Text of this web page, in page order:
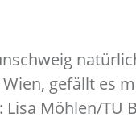
gefällt es
Lisa Möhlen/TU